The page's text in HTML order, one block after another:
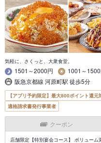
気軽に、さくっと、大衆食堂。
1501～2000円
1001～
阪急京都線 河原町駅 徒歩5分
【アプリ予約限定】最大800ポイント還元
適格請求書発行事業者
クーポン
店舗限定【特別宴会コース】 ボリュー